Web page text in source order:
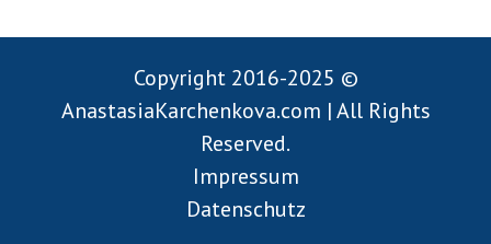
Copyright 2016-2025 ©
AnastasiaKarchenkova.com | All Rights
Reserved.
Impressum
Datenschutz